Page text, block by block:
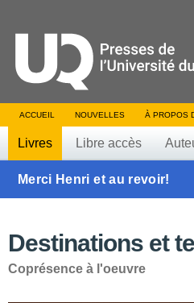
ACCUEIL NOUVELLES À PROPOS
Livres Libre accès
Merci Henri et au revoir!
Destinations et
Coprésence à l'oeuvre